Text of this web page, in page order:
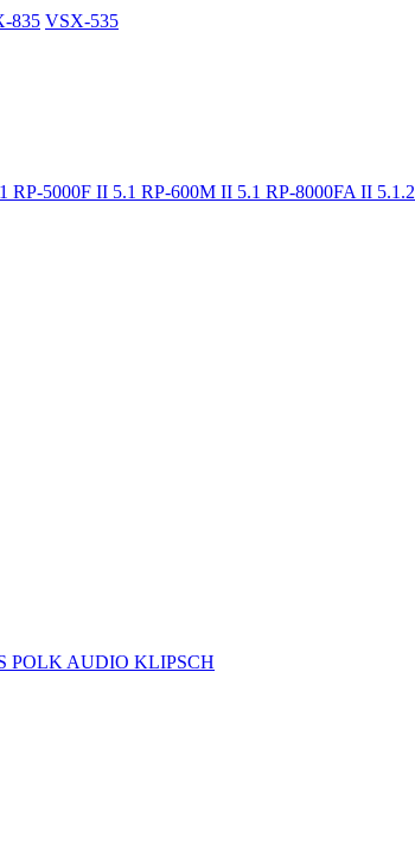
835 VSX-535
RP-5000F II 5.1 RP-600M II 5.1 RP-8000FA II 5.1.2
POLK AUDIO KLIPSCH